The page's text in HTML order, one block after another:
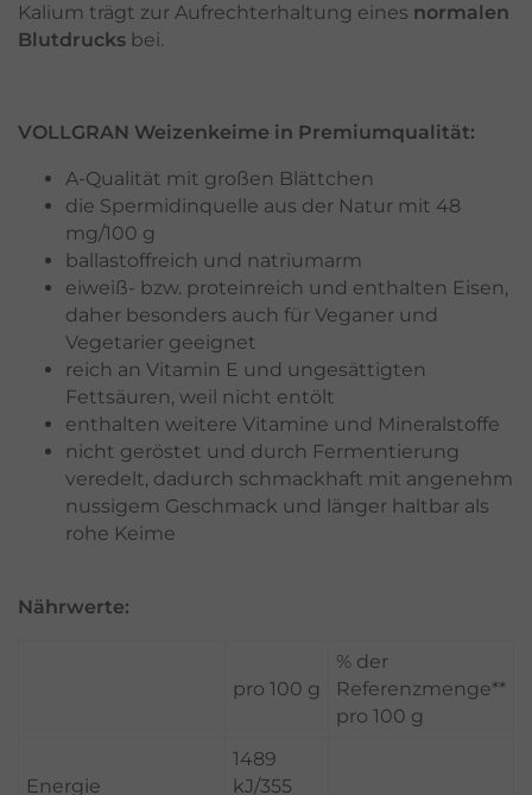
Kalium trägt zur Aufrechterhaltung eines normalen
Blutdrucks bei.
VOLLGRAN Weizenkeime in Premiumqualität:
A-Qualität mit großen Blättchen
die Spermidinquelle aus der Natur mit 48
mg/100 g
ballastoffreich und natriumarm
eiweiß- bzw. proteinreich und enthalten Eisen,
daher besonders auch für Veganer und
Vegetarier geeignet
reich an Vitamin E und ungesättigten
Fettsäuren, weil nicht entölt
enthalten weitere Vitamine und Mineralstoffe
nicht geröstet und durch Fermentierung
veredelt, dadurch schmackhaft mit angenehm
nussigem Geschmack und länger haltbar als
rohe Keime
Nährwerte:
pro 100 g
% der
Referenzmenge**
pro 100 g
Energie
1489
kJ/355